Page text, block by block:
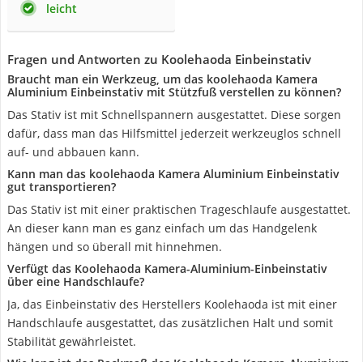
leicht
Fragen und Antworten zu Koolehaoda Einbeinstativ
Braucht man ein Werkzeug, um das koolehaoda Kamera
Aluminium Einbeinstativ mit Stützfuß verstellen zu können?
Das Stativ ist mit Schnellspannern ausgestattet. Diese sorgen
dafür, dass man das Hilfsmittel jederzeit werkzeuglos schnell
auf- und abbauen kann.
Kann man das koolehaoda Kamera Aluminium Einbeinstativ
gut transportieren?
Das Stativ ist mit einer praktischen Trageschlaufe ausgestattet.
An dieser kann man es ganz einfach um das Handgelenk
hängen und so überall mit hinnehmen.
Verfügt das Koolehaoda Kamera-Aluminium-Einbeinstativ
über eine Handschlaufe?
Ja, das Einbeinstativ des Herstellers Koolehaoda ist mit einer
Handschlaufe ausgestattet, das zusätzlichen Halt und somit
Stabilität gewährleistet.